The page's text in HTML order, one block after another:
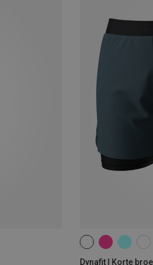
Dynafit | Korte
XS S M